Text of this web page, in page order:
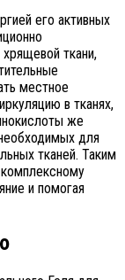
его активных
ткани,
местное
в тканях,
же
для
тканей. Таким
и помогая